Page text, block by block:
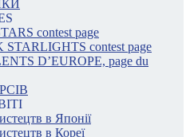
contest page
contest page
D’EUROPE, page du
в Японії
в Кореї